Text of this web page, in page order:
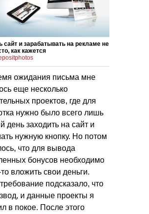
сайт и зарабатывать на рекламе не
как кажется
ожидания письма мне
еще несколько
проектов, где для
нужно было всего лишь
день заходить на сайт и
нужную кнопку. Но потом
что для вывода
бонусов необходимо
вложить свои деньги.
подсказало, что
и данные проекты я
в покое. После этого